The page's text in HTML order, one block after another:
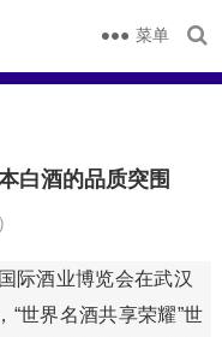
菜单
白酒的品质突围
际酒业博览会在武汉
“世界名酒共享荣耀”世